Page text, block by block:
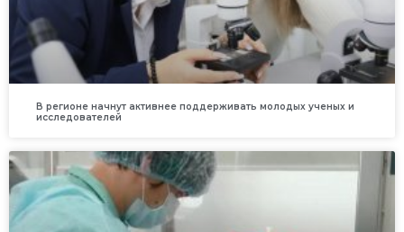
В регионе начнут активнее поддерживать молодых ученых и
исследователей